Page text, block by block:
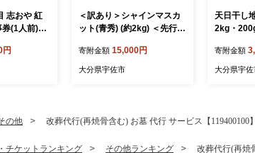
志おや 紅
(1人前)う
な重 ひつ
勝負めし
円
＜訳あり＞シャインマスカ
ット(青秀) (約2kg) ＜先行予
から順次発送予定＞ ＜北海
道 沖縄 離島配送不可＞ぶど
寄附金額 15,000円
大分県宇佐市
天日干し
2kg・
調理 常温
1600】【
寄附金額
大分県宇佐
の他 改葬代行(再焼骨含む) お墓 代行 サービス【119400100
チケットランキング その他ランキング 改葬代行(再焼